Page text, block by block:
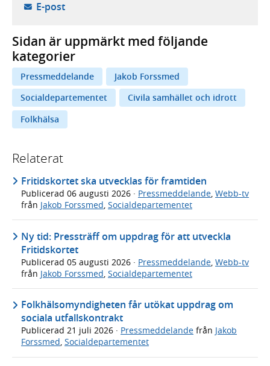
E-post- öppnar din e-postklient,
Sidan är uppmärkt med följande
kategorier
Pressmeddelande
Jakob Forssmed
Socialdepartementet
Civila samhället och idrott
Folkhälsa
Relaterat
Fritidskortet ska utvecklas för framtiden
Publicerad 06 augusti 2026 · Pressmeddelande, Webb-tv
från Jakob Forssmed, Socialdepartementet
Ny tid: Pressträff om uppdrag för att utveckla
Fritidskortet
Publicerad 05 augusti 2026 · Pressmeddelande Webb-tv
från Jakob Forssmed Socialdepartementet
Folkhälsomyndigheten får utökat uppdrag om
sociala utfallskontrakt
Publicerad 21 juli 2026 · Pressmeddelande från Jakob
Forssmed, Socialdepartementet